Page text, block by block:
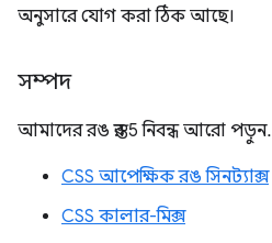
অনুসারে যোগ করা ঠিক আছে।
সম্পদ
আমাদের রঙ স্তর 5 নিবন্ধ আরো পড়ুন.
CSS আপেক্ষিক রঙ সিনট্যাক্স
CSS কালার-মিক্স